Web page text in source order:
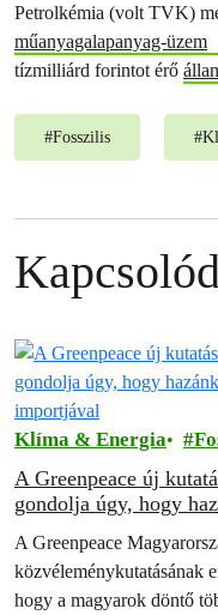
Petrolkémia (volt TVK)
műanyagalapanyag-üzem
tízmilliárd forintot érő
#Fosszilis #
Klíma & Energia
A Greenpeace új
gondolja úgy, hogy
orosz energia
A Greenpeace
közvéleménykutatásának
hogy a magyarok döntő